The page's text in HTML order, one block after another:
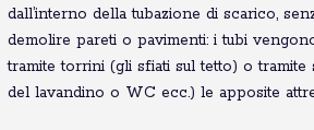
dall’interno della tubazione di scarico,
demolire pareti o pavimenti: i tubi
tramite torrini (gli sfiati sul tetto) o tramite
del lavandino o WC ecc.) le apposite